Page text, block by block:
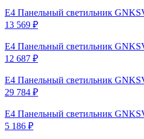
Е4 Панельный светильник
13 569 ₽
Е4 Панельный светильник
12 687 ₽
Е4 Панельный светильник
29 784 ₽
Е4 Панельный светильник
5 186 ₽